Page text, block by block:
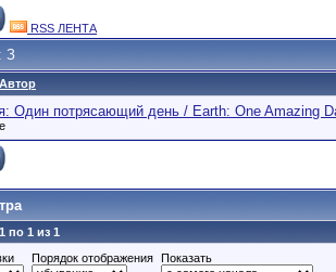
RSS ЛЕНТА
З
Автор
Один потрясающий день / Earth: One Amazing
по 1 из 1
Порядок отображения Показать